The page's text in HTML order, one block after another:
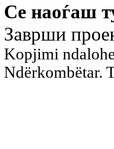
Се наоѓаш
Заврши
Kopjimi
Ndërkombëtar.